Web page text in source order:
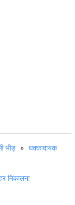
भीड़
धक्कादायक
निकालना